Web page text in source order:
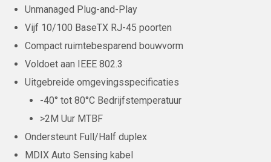
Unmanaged Plug-and-Play
Vijf 10/100 BaseTX RJ-45 poorten
Compact ruimtebesparend bouwvorm
Voldoet aan IEEE 802.3
Uitgebreide omgevingsspecificaties
-40° tot 80°C Bedrijfstemperatuur
>2M Uur MTBF
Ondersteunt Full/Half duplex
MDIX Auto Sensing kabel